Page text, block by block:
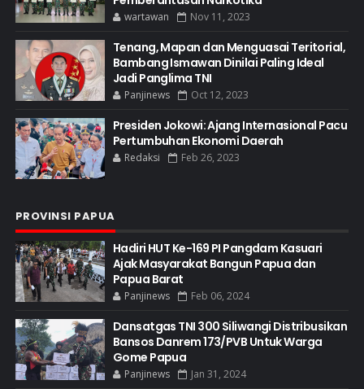
wartawan Nov 11, 2023
Tenang, Mapan dan Menguasai Teritorial,
Bambang Ismawan Dinilai Paling Ideal
Jadi Panglima TNI
Panjinews Oct 12, 2023
Presiden Jokowi: Ajang Internasional Pacu
Pertumbuhan Ekonomi Daerah
Redaksi Feb 26, 2023
PROVINSI PAPUA
Hadiri HUT Ke-169 PI Pangdam Kasuari
Ajak Masyarakat Bangun Papua dan
Papua Barat
Panjinews Feb 06, 2024
Dansatgas TNI 300 Siliwangi Distribusikan
Bansos Danrem 173/PVB Untuk Warga
Gome Papua
Panjinews Jan 31, 2024